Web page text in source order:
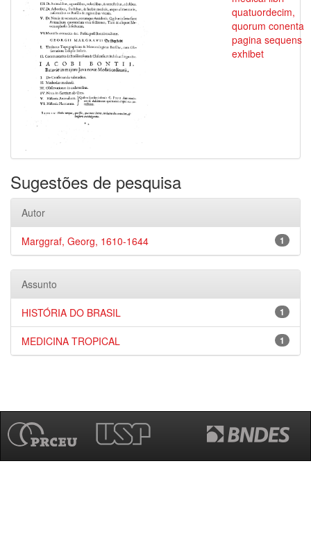
quatuordecim,
quorum conenta
pagina sequens
exhibet
Sugestões de pesquisa
Autor
1
Marggraf, Georg, 1610-1644
Assunto
1
HISTÓRIA DO BRASIL
1
MEDICINA TROPICAL